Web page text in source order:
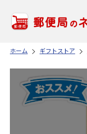
ホーム ギフトストア